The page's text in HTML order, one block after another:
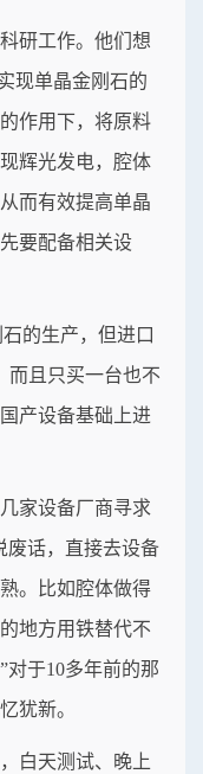
研工作。他们想
现单晶金刚石的
作用下，将原料
辉光发电，腔体
而有效提高单晶
要配备相关设
的生产，但进口
而且只买一台也不
产设备基础上进
家设备厂商寻求
废话，直接去设备
。比如腔体做得
地方用铁替代不
于10多年前的那
犹新。
白天测试、晚上